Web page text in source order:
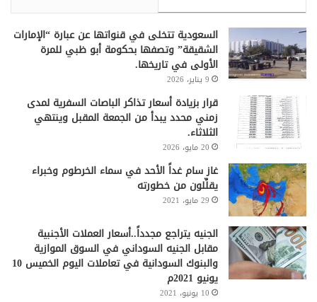
السعودية تتخلى في قنواتها عن عبارة “الإمارات
الشقيقة” وتصفها بحكومة أبو ظبي للمرة
الأولى في تاريخها.
9 يناير، 2026
قرار بزيادة أسعار تذاكر الباصات السفرية لمدى
زمني محدد يبدأ من الجمعة المقبل وينتهي
الثلاثاء.
20 مايو، 2026
غاز سام غداً الأحد في سماء الخرطوم وخبراء
يقلِّلون من خطورته
29 مايو، 2021
الجنيه يتراجع مجدداً..أسعار العملات الأجنبية
مقابل الجنيه السوداني في السوق الموازية
والبنوك السودانية في تعاملات اليوم الخميس 10
يونيو 2021م
10 يونيو، 2021